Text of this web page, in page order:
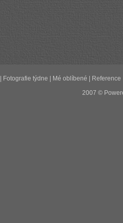
Fotografie týdne Mé oblíbené Reference
2007 ©